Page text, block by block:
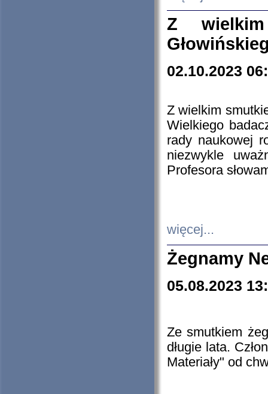
Z
02.10.2023
Z wielkim
Wielkiego
rady naukowej
niezwykle
Profesora
więcej...
Żegnamy
05.08.2023
Ze smutkiem
długie lata.
Materiały" od